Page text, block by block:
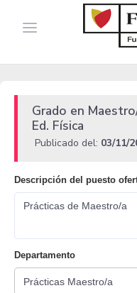
Grado en
Ed. Física
Publicado del: 03/11/
Descripción del puesto
Prácticas de Maestro/a
Departamento